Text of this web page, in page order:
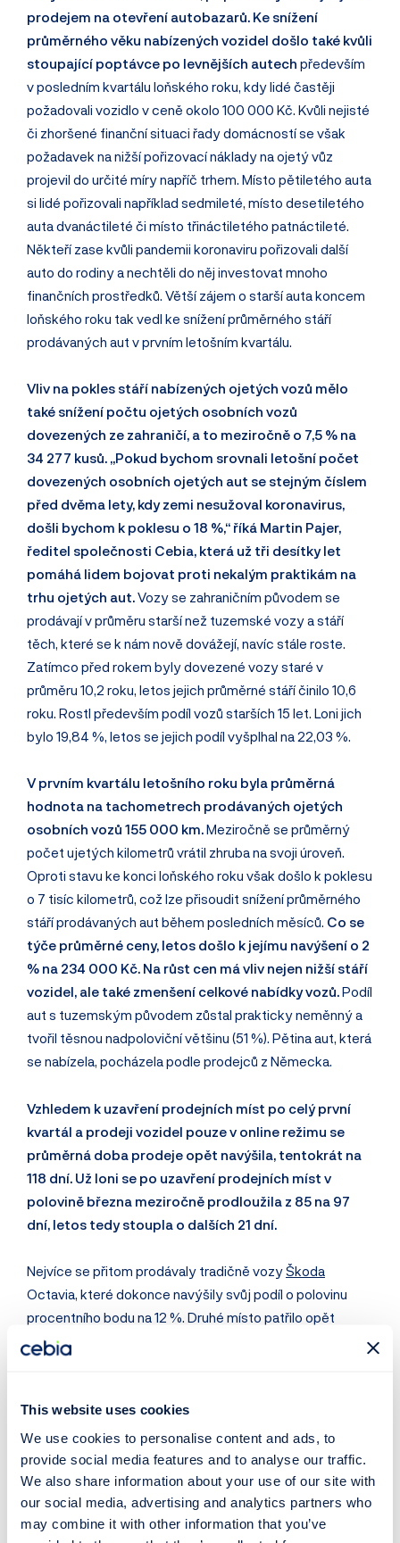
This website uses cookies
We use cookies to personalise content and ads, to
provide social media features and to analyse our traffic.
We also share information about your use of our site with
our social media, advertising and analytics partners who
may combine it with other information that you’ve
prodejem na otevření autobazarů. Ke snížení
průměrného věku nabízených vozidel došlo také kvůli
stoupající poptávce po levnějších autech především
v posledním kvartálu loňského roku, kdy lidé častěji
požadovali vozidlo v ceně okolo 100 000 Kč. Kvůli nejisté
či zhoršené finanční situaci řady domácností se však
požadavek na nižší pořizovací náklady na ojetý vůz
projevil do určité míry napříč trhem. Místo pětiletého auta
si lidé pořizovali například sedmileté, místo desetiletého
auta dvanáctileté či místo třináctiletého patnáctileté.
Někteří zase kvůli pandemii koronaviru pořizovali další
auto do rodiny a nechtěli do něj investovat mnoho
finančních prostředků. Větší zájem o starší auta koncem
loňského roku tak vedl ke snížení průměrného stáří
prodávaných aut v prvním letošním kvartálu.
Vliv na pokles stáří nabízených ojetých vozů mělo
také snížení počtu ojetých osobních vozů
dovezených ze zahraničí, a to meziročně o 7,5 % na
34 277 kusů. „Pokud bychom srovnali letošní počet
dovezených osobních ojetých aut se stejným číslem
před dvěma lety, kdy zemi nesužoval koronavirus,
došli bychom k poklesu o 18 %,“ říká Martin Pajer,
ředitel společnosti Cebia, která už tři desítky let
pomáhá lidem bojovat proti nekalým praktikám na
trhu ojetých aut.Vozy se zahraničním původem se
prodávají v průměru starší než tuzemské vozy a stáří
těch, které se k nám nově dovážejí, navíc stále roste.
Zatímco před rokem byly dovezené vozy staré v
průměru 10,2 roku, letos jejich průměrné stáří činilo 10,6
roku. Rostl především podíl vozů starších 15 let. Loni jich
bylo 19,84 %, letos se jejich podíl vyšplhal na 22,03 %.
V prvním kvartálu letošního roku byla průměrná
hodnota na tachometrech prodávaných ojetých
osobních vozů 155 000 km.Meziročně se průměrný
počet ujetých kilometrů vrátil zhruba na svoji úroveň.
Oproti stavu ke konci loňského roku však došlo k poklesu
o 7 tisíc kilometrů, což lze přisoudit snížení průměrného
stáří prodávaných aut během posledních měsíců. Co se
týče průměrné ceny, letos došlo k jejímu navýšení o 2
% na 234 000 Kč. Na růst cen má vliv nejen nižší stáří
vozidel, ale také zmenšení celkové nabídky vozů.Podíl
aut s tuzemským původem zůstal prakticky neměnný a
tvořil těsnou nadpoloviční většinu (51 %). Pětina aut, která
se nabízela, pocházela podle prodejců z Německa.
Vzhledem k uzavření prodejních míst po celý první
kvartál a prodeji vozidel pouze v online režimu se
průměrná doba prodeje opět navýšila, tentokrát na
118 dní. Už loni se po uzavření prodejních míst v
polovině března meziročně prodloužila z 85 na 97
dní, letos tedy stoupla o dalších 21 dní.
Nejvíce se přitom prodávaly tradičně vozyŠkoda
Octavia, které dokonce navýšily svůj podíl o polovinu
procentního bodu na 12 %. Druhé místo patřilo opět
vozům Škoda Fabia a na třetí pomyslné příčce se umístila
Z hlediska paliva stále převažovaly na trhu vozy na naftu
(54 %) nad benzínovými modely (43 %). Nejčastěji se
prodávala šedá auta (21 %), následovaná černými (18 %) a
bílými (17 %). Zvýšila se také vybavenost vozidel –
častěji se prodávala auta s Bluetooth, start/stop